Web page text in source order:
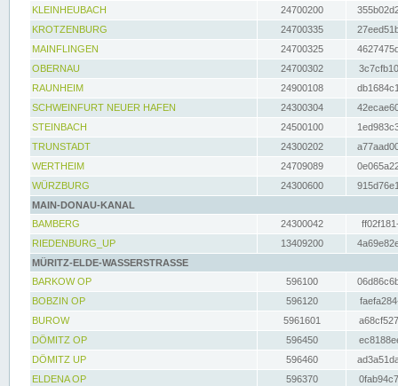
KLEINHEUBACH 24700200
KROTZENBURG
24700335
MAINFLINGEN
24700325
OBERNAU
24700302
RAUNHEIM
24900108
SCHWEINFURT NEUER HAFEN
24300304
STEINBACH
24500100
TRUNSTADT
24300202
WERTHEIM
24709089
WÜRZBURG
24300600
MAIN-DONAU-KANAL
BAMBERG
24300042
RIEDENBURG_UP
13409200
MÜRITZ-ELDE-WASSERSTRASSE
BARKOW OP
596100
BOBZIN OP
596120
BUROW
5961601
DÖMITZ OP
596450
DÖMITZ UP
596460
ELDENA OP
596370